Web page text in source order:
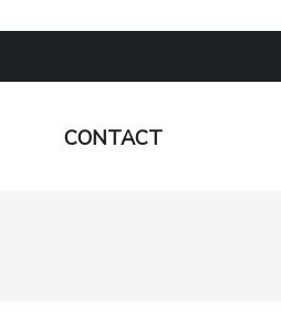
CONTACT